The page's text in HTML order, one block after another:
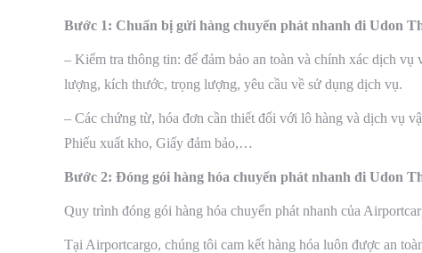
Bước 1: Chuẩn bị gửi hàng chuyển phát nhanh đi Udon
– Kiểm tra thông tin: để đảm bảo an toàn và chính xác dịch
lượng, kích thước, trọng lượng, yêu cầu về sử dụng dịch vụ.
– Các chứng từ, hóa đơn cần thiết đối với lô hàng và dịch vụ
Phiếu xuất kho, Giấy đảm bảo,…
Bước 2: Đóng gói hàng hóa chuyển phát nhanh đi Udon
Quy trình đóng gói hàng hóa chuyển phát nhanh của
Tại Airportcargo, chúng tôi cam kết hàng hóa luôn được an